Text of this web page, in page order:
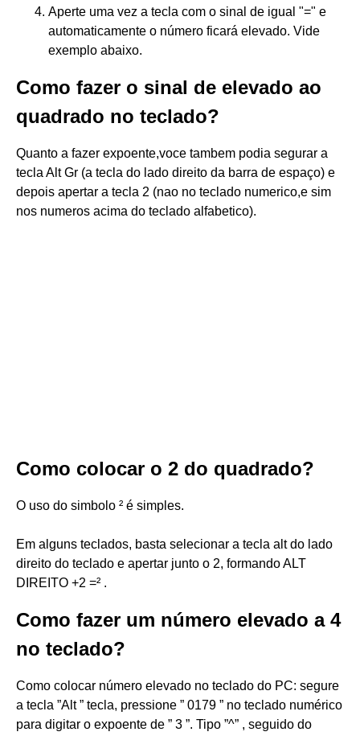
Aperte uma vez a tecla com o sinal de igual "=" e
automaticamente o número ficará elevado. Vide
exemplo abaixo.
Como fazer o sinal de elevado ao
quadrado no teclado?
Quanto a fazer expoente,voce tambem podia segurar a
tecla Alt Gr (a tecla do lado direito da barra de espaço) e
depois apertar a tecla 2 (nao no teclado numerico,e sim
nos numeros acima do teclado alfabetico).
Como colocar o 2 do quadrado?
O uso do simbolo ² é simples.
Em alguns teclados, basta selecionar a tecla alt do lado
direito do teclado e apertar junto o 2, formando ALT
DIREITO +2 =² .
Como fazer um número elevado a 4
no teclado?
Como colocar número elevado no teclado do PC: segure
a tecla ”Alt ” tecla, pressione ” 0179 ” no teclado numérico
para digitar o expoente de ” 3 ”. Tipo ”^” , seguido do